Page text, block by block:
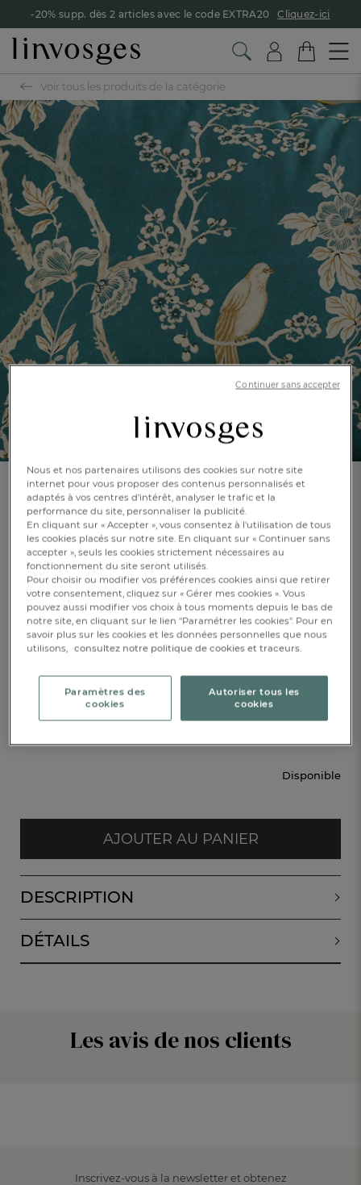
-20% supp. dès 2 articles avec le code EXTRA20 Cliquez-ici
DE
AT
BE
CH
Voir tous les produits de la catégorie
Tissu au mètre
Éveil impérial
Réf : 992328001
Disponible
AJOUTER AU PANIER
DESCRIPTION
DÉTAILS
Les avis de nos clients
Inscrivez-vous à la newsletter et obtenez
Nous et nos partenaires utilisons des cookies sur notre site
internet pour vous proposer des contenus personnalisés et
adaptés à vos centres d’intérêt, analyser le trafic et la
performance du site, personnaliser la publicité.
En cliquant sur « Accepter », vous consentez à l'utilisation de tous
les cookies placés sur notre site. En cliquant sur « Continuer sans
accepter », seuls les cookies strictement nécessaires au
fonctionnement du site seront utilisés.
Pour choisir ou modifier vos préférences cookies ainsi que retirer
votre consentement, cliquez sur « Gérer mes cookies ». Vous
pouvez aussi modifier vos choix à tous moments depuis le bas de
notre site, en cliquant sur le lien "Paramétrer les cookies". Pour en
savoir plus sur les cookies et les données personnelles que nous
utilisons, consultez notre politique de cookies et traceurs.
Paramètres des
cookies
Autoriser tous les
cookies
Continuer sans accepter